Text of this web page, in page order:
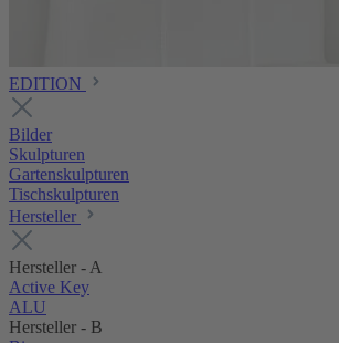
EDITION
Bilder
Skulpturen
Gartenskulpturen
Tischskulpturen
Hersteller
Hersteller - A
Active Key
ALU
Hersteller - B